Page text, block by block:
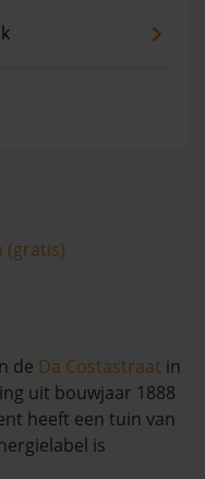
(gratis)
de Da Costastraat in
uit bouwjaar 1888
heeft een tuin van
is